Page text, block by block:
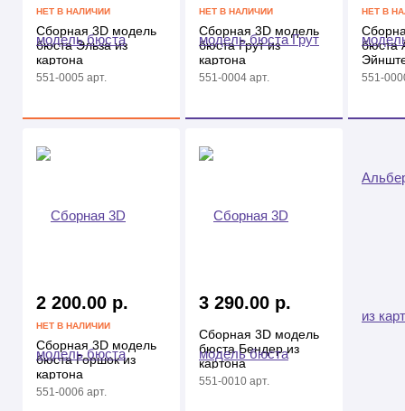
НЕТ В НАЛИЧИИ
Сборная 3D модель
бюста Эльза из
картона
551-0005 арт.
НЕТ В НАЛИЧИИ
Сборная 3D модель
бюста Грут из
картона
551-0004 арт.
НЕТ В
бюста
551-
2 200.00 р.
НЕТ В НАЛИЧИИ
Сборная 3D модель
бюста Горшок из
картона
551-0006 арт.
3 290.00 р.
Сборная 3D модель
бюста Бендер из
картона
551-0010 арт.